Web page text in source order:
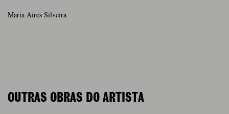
Maria Aires Silveira
OUTRAS OBRAS DO ARTISTA